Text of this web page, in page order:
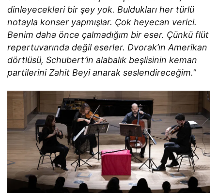
dinleyecekleri bir şey yok. Buldukları her türlü
notayla konser yapmışlar. Çok heyecan verici.
Benim daha önce çalmadığım bir eser. Çünkü flüt
repertuvarında değil eserler. Dvorak’ın Amerikan
dörtlüsü, Schubert’in alabalık beşlisinin keman
partilerini Zahit Beyi anarak seslendireceğim.”